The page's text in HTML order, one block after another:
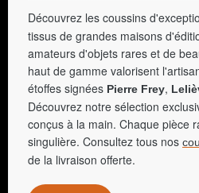
Découvrez les coussins
tissus de grandes maisons
amateurs d'objets rares et de
haut de gamme valorisent
étoffes signées Pierre Frey,
Découvrez notre sélection
conçus à la main. Chaque pièce
singulière. Consultez tous nos
de la livraison offerte.